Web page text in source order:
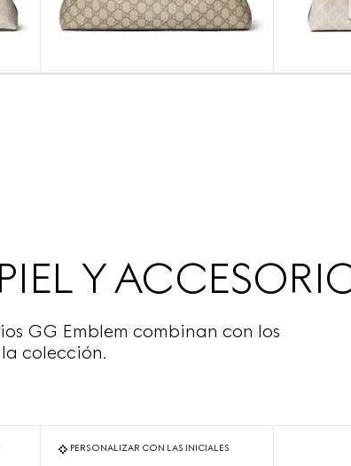
Y
GG Emblem combinan con los
colección.
PERSONALIZAR CON LAS INICIALES